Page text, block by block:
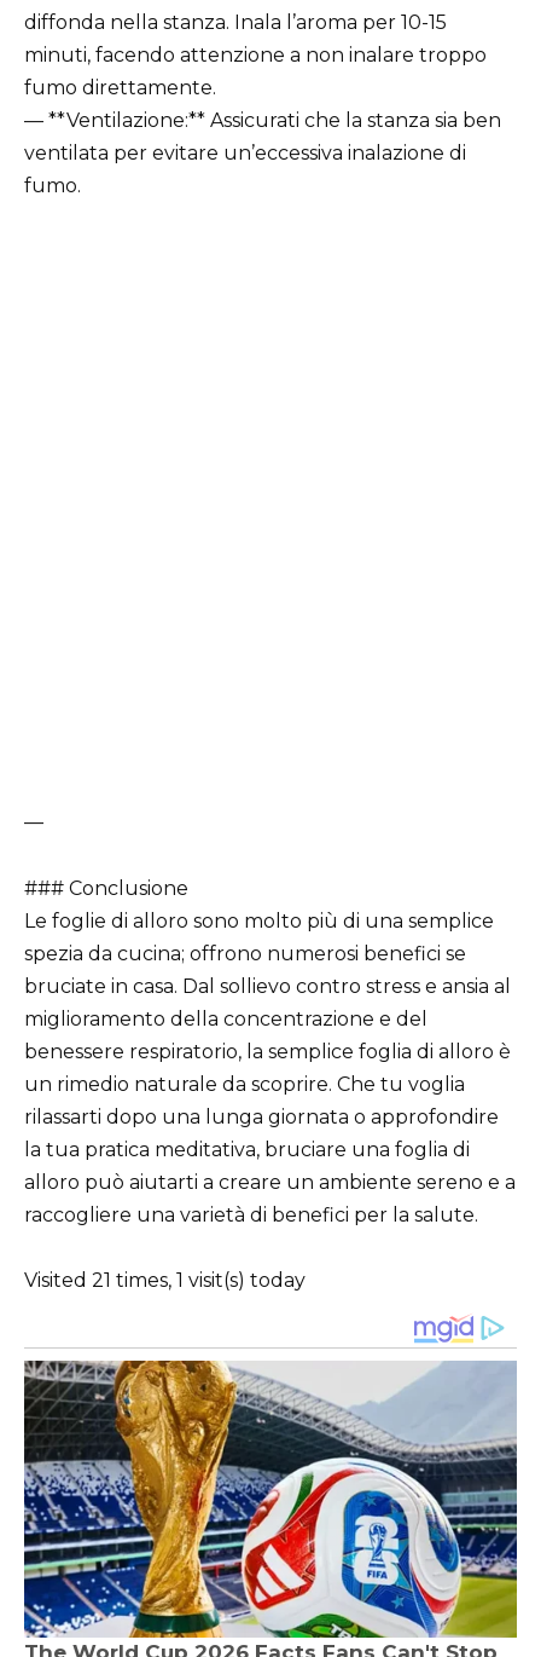
diffonda nella stanza. Inala l’aroma per 10-15
minuti, facendo attenzione a non inalare troppo
fumo direttamente.
— **Ventilazione:** Assicurati che la stanza sia ben
ventilata per evitare un’eccessiva inalazione di
fumo.
—
### Conclusione
Le foglie di alloro sono molto più di una semplice
spezia da cucina; offrono numerosi benefici se
bruciate in casa. Dal sollievo contro stress e ansia al
miglioramento della concentrazione e del
benessere respiratorio, la semplice foglia di alloro è
un rimedio naturale da scoprire. Che tu voglia
rilassarti dopo una lunga giornata o approfondire
la tua pratica meditativa, bruciare una foglia di
alloro può aiutarti a creare un ambiente sereno e a
raccogliere una varietà di benefici per la salute.
Visited 21 times, 1 visit(s) today